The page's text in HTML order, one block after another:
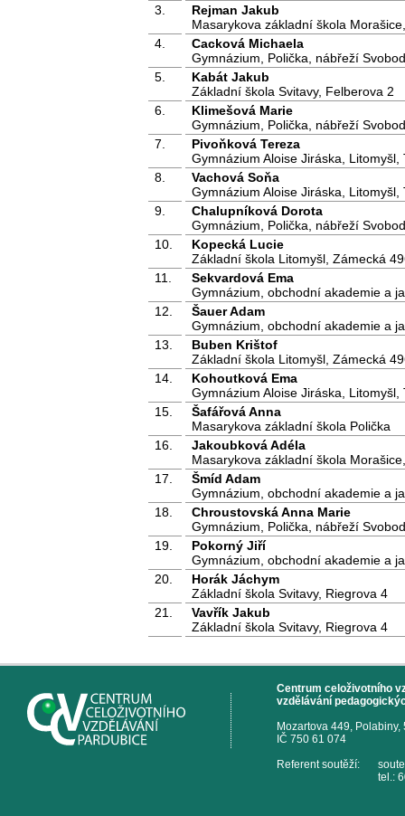
3.
Rejman Jakub
Masarykova základní škola
4.
Cacková Michaela
Gymnázium, Polička, nábřeží
5.
Kabát Jakub
Základní škola Svitavy, Felberova 2
6.
Klimešová Marie
Gymnázium, Polička, nábřeží
7.
Pivoňková Tereza
Gymnázium Aloise Jiráska, Litomyšl,
8.
Vachová Soňa
Gymnázium Aloise Jiráska, Litomyšl,
9.
Chalupníková Dorota
Gymnázium, Polička, nábřeží
10.
Kopecká Lucie
Základní škola Litomyšl, Zámecká
11.
Sekvardová Ema
Gymnázium, obchodní akademie a
12.
Šauer Adam
Gymnázium, obchodní akademie a
13.
Buben Krištof
Základní škola Litomyšl, Zámecká
14.
Kohoutková Ema
Gymnázium Aloise Jiráska, Litomyšl,
15.
Šafářová Anna
Masarykova základní škola Polička
16.
Jakoubková Adéla
Masarykova základní škola
17.
Šmíd Adam
Gymnázium, obchodní akademie a
18.
Chroustovská Anna Marie
Gymnázium, Polička, nábřeží
19.
Pokorný Jiří
Gymnázium, obchodní akademie a
20.
Horák Jáchym
Základní škola Svitavy, Riegrova 4
21.
Vavřík Jakub
Základní škola Svitavy, Riegrova 4
Centrum celoživotního
vzdělávání
Mozartova 449,
IČ 750 61 074
Referent soutěží:
tel.: